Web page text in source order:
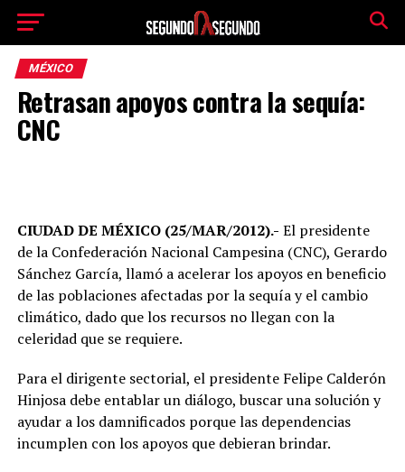
MÉXICO
Retrasan apoyos contra la sequía:
CNC
CIUDAD DE MÉXICO (25/MAR/2012).- El presidente
de la Confederación Nacional Campesina (CNC), Gerardo
Sánchez García, llamó a acelerar los apoyos en beneficio
de las poblaciones afectadas por la sequía y el cambio
climático, dado que los recursos no llegan con la
celeridad que se requiere.
Para el dirigente sectorial, el presidente Felipe Calderón
Hinjosa debe entablar un diálogo, buscar una solución y
ayudar a los damnificados porque las dependencias
incumplen con los apoyos que debieran brindar.